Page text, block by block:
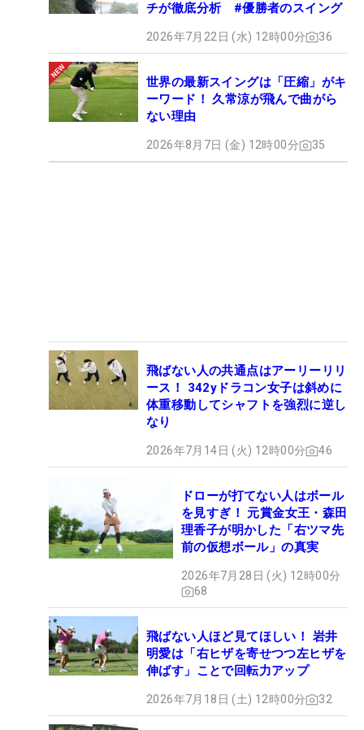
チが徹底分析 #優勝者のスイング
2026年7月22日 (水) 12時00分 36
世界の最新スイングは「圧縮」がキ
ーワード！ 久常涼が飛んで曲がら
ない理由
2026年8月7日 (金) 12時00分 35
飛ばない人の共通点はアーリーリリ
ース！ 342yドラコン女子は斜めに
体重移動してシャフトを強烈に逆し
なり
2026年7月14日 (火) 12時00分 46
ドローが打てない人はボール
を見すぎ！ 元賞金女王・森田
理香子が明かした「右ツマ先
前の仮想ボール」の真実
2026年7月28日 (火) 12時00分
68
飛ばない人ほど見てほしい！ 岩井
明愛は「右ヒザを寄せつつ左ヒザを
伸ばす」ことで回転力アップ
2026年7月18日 (土) 12時00分 32